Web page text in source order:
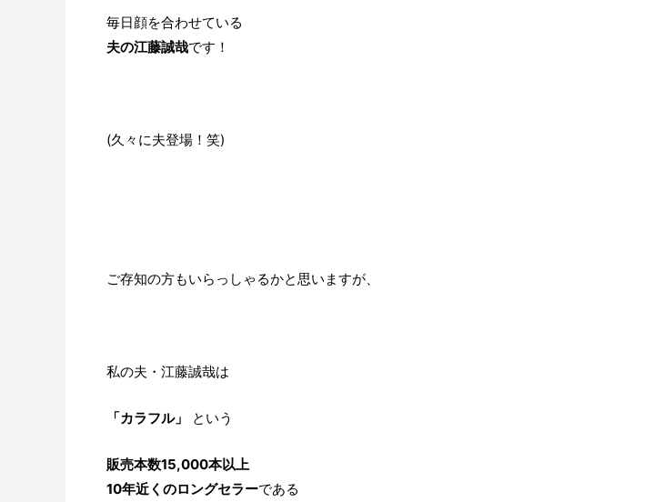
毎日顔を合わせている
夫の江藤誠哉です！
(久々に夫登場！笑)
ご存知の方もいらっしゃるかと思いますが、
私の夫・江藤誠哉は
「カラフル」 という
販売本数15,000本以上
10年近くのロングセラーである